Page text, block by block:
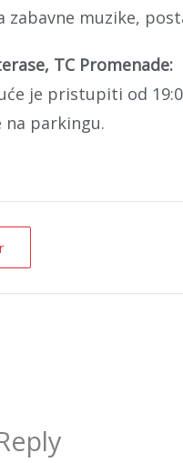
muzike,
TC Promenade:
je pristupiti od
na parkingu.